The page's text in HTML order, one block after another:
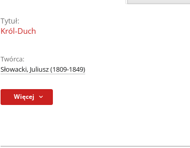
Tytuł:
Król-Duch
Twórca:
Słowacki, Juliusz (1809-1849)
Więcej